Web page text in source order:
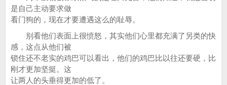
是自己主动要求做
看门狗的，现在才要遭遇这么的耻辱。
别看他们表面上很愤怒，其实他们心里都充满了另类的快
感，这点从他们被
锁住还不老实的鸡巴可以看出，他们的鸡巴比以往还要硬，比
刚才更加坚挺。这
让两人的头垂得更加的低了。